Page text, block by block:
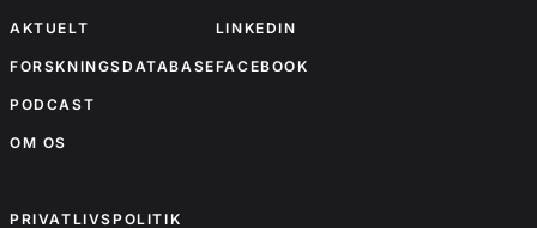
AKTUELT
FORSKNINGSDATABASE
PODCAST
OM OS
LINKEDIN
FACEBOOK
PRIVATLIVSPOLITIK